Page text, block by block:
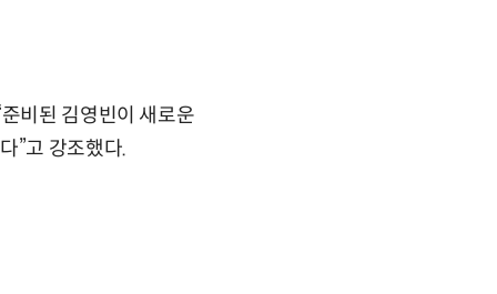
비된 김영빈이 새로운
”고 강조했다.